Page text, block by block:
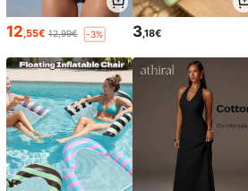
12,55€ 12,99€ -3% 3,18€